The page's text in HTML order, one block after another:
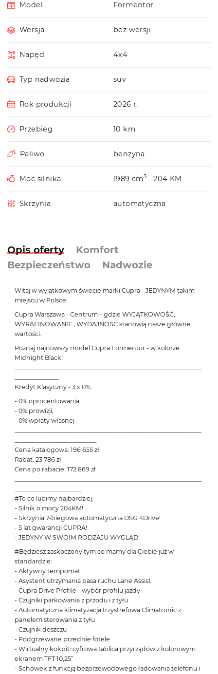
Model Formentor
Wersja bez wersji
Napęd 4x4
Typ nadwozia suv
Rok produkcji 2026 r.
Przebieg 10 km
Paliwo benzyna
Moc silnika 1989 cm3 - 204 KM
Skrzynia automatyczna
Opis oferty
Komfort
Bezpieczeństwo
Nadwozie
Witaj w wyjątkowym świecie marki Cupra - JEDYNYM takim
miejscu w Polsce.
Cupra Warszawa - Centrum – gdzie WYJĄTKOWOŚĆ,
WYRAFINOWANIE , WYDAJNOŚĆ stanowią nasze główne
wartości.
Poznaj najnowszy model Cupra Formentor - w kolorze
Midnight Black!
Kredyt Klasyczny - 3 x 0%
- 0% oprocentowania,
- 0% prowizji,
- 0% wpłaty własnej
Cena katalogowa: 196 655 zł
Rabat: 23 786 zł
Cena po rabacie: 172 869 zł
#To co lubimy najbardziej:
- Silnik o mocy 204KM!
- Skrzynia 7-biegowa automatyczna DSG 4Drive!
- 5 lat gwarancji CUPRA!
- JEDYNY W SWOIM RODZAJU WYGLĄD!
#Będziesz zaskoczony tym co mamy dla Ciebie już w
standardzie:
- Aktywny tempomat
- Asystent utrzymania pasa ruchu Lane Assist
- Cupra Drive Profile - wybór profilu jazdy
- Czujniki parkowania z przodu i z tyłu
- Automatyczna klimatyzacja trzystrefowa Climatronic z
panelem sterowania z tyłu
- Czujnik deszczu
- Podgrzewane przednie fotele
- Wirtualny kokpit: cyfrowa tablica przyrządów z kolorowym
ekranem TFT 10,25”
- Schowek z funkcją bezprzewodowego ładowania telefonu i